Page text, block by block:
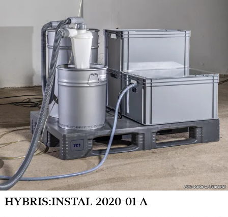
Foto: Julius C. Schreiner
Foto: Julius C. Schreiner
HYBRIS:INSTAL-2020-01-A